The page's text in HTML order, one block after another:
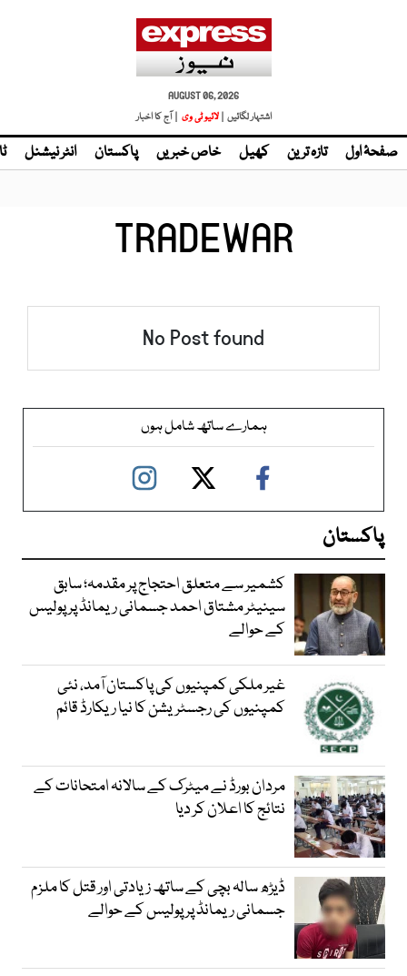
AUGUST 06, 2026
اشتہار لگائیں |
| آج کا اخبار
صفحۂ اول تازہ ترین کھیل خاص خبریں پاکستان انٹر نیشنل
TRADEWAR
No Post found
ہمارے ساتھ شامل ہوں
پاکستان
کشمیر سے متعلق احتجاج پر مقدمہ؛ سابق
سینیٹر مشتاق احمد جسمانی ریمانڈ پر پولیس
کے حوالے
غیر ملکی کمپنیوں کی پاکستان آمد، نئی
کمپنیوں کی رجسٹریشن کا نیا ریکارڈ قائم
مردان بورڈ نے میٹرک کے سالانہ امتحانات کے
نتائج کا اعلان کر دیا
ڈیڑھ سالہ بچی کے ساتھ زیادتی اور قتل کا ملزم
جسمانی ریمانڈ پر پولیس کے حوالے